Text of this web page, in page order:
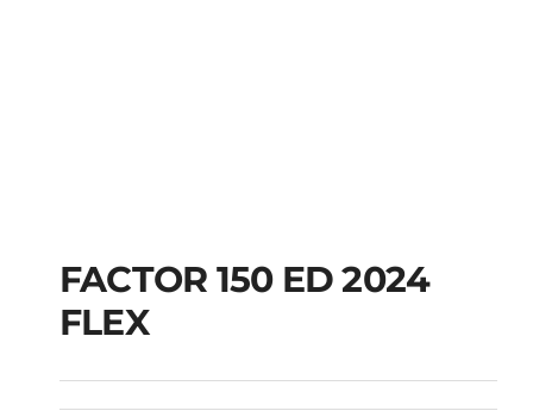
FACTOR 150 ED 2024
FLEX
FACTOR 150 ED 2024
FLEX